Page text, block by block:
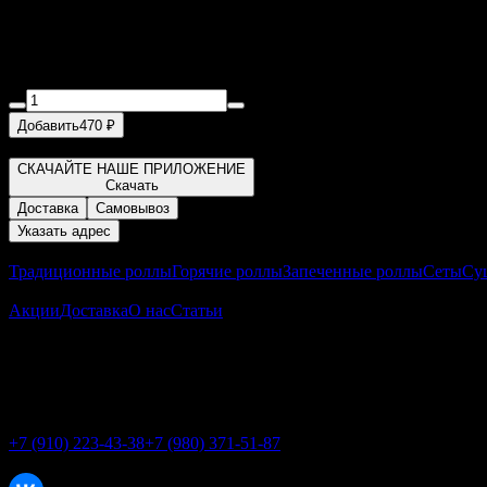
Добавить470 ₽
СКАЧАЙТЕ НАШЕ ПРИЛОЖЕНИЕ
Скачать
Доставка
Самовывоз
Указать адрес
Традиционные роллыГорячие роллыЗапеченные роллыСеты
АкцииДоставкаО насСтатьи
+7 (910) 223-43-38+7 (980) 371-51-87